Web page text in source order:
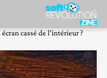
cassé de l’intérieur ?